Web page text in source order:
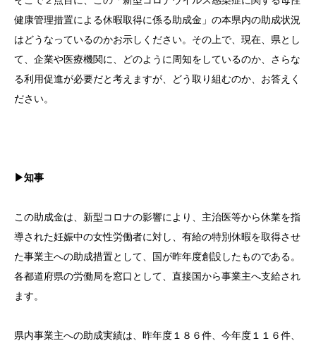
健康管理措置による休暇取得に係る助成金」の本県内の助成状況
はどうなっているのかお示しください。その上で、現在、県とし
て、企業や医療機関に、どのように周知をしているのか、さらな
る利用促進が必要だと考えますが、どう取り組むのか、お答えく
ださい。
▶知事
この助成金は、新型コロナの影響により、主治医等から休業を指
導された妊娠中の女性労働者に対し、有給の特別休暇を取得させ
た事業主への助成措置として、国が昨年度創設したものである。
各都道府県の労働局を窓口として、直接国から事業主へ支給され
ます。
県内事業主への助成実績は、昨年度１８６件、今年度１１６件、